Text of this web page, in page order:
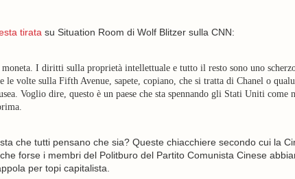
tirata su Situation Room di Wolf Blitzer sulla CNN:
I diritti sulla proprietà intellettuale e tutto il resto sono uno
le volte sulla Fifth Avenue, sapete, copiano, che si tratta di Chanel o
Voglio dire, questo è un paese che sta spennando gli Stati Uniti come
che tutti pensano che sia? Queste chiacchiere secondo cui la
forse i membri del Politburo del Partito Comunista Cinese
per topi capitalista.